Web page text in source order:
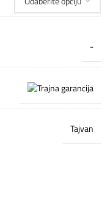
-
Tajvan